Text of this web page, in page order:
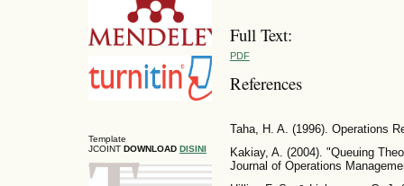
Template
JCOINT DOWNLOAD DISINI
Full Text:
PDF
References
Taha, H. A. (1996). Operations
Kakiay, A. (2004). "Queuing
Journal of Operations